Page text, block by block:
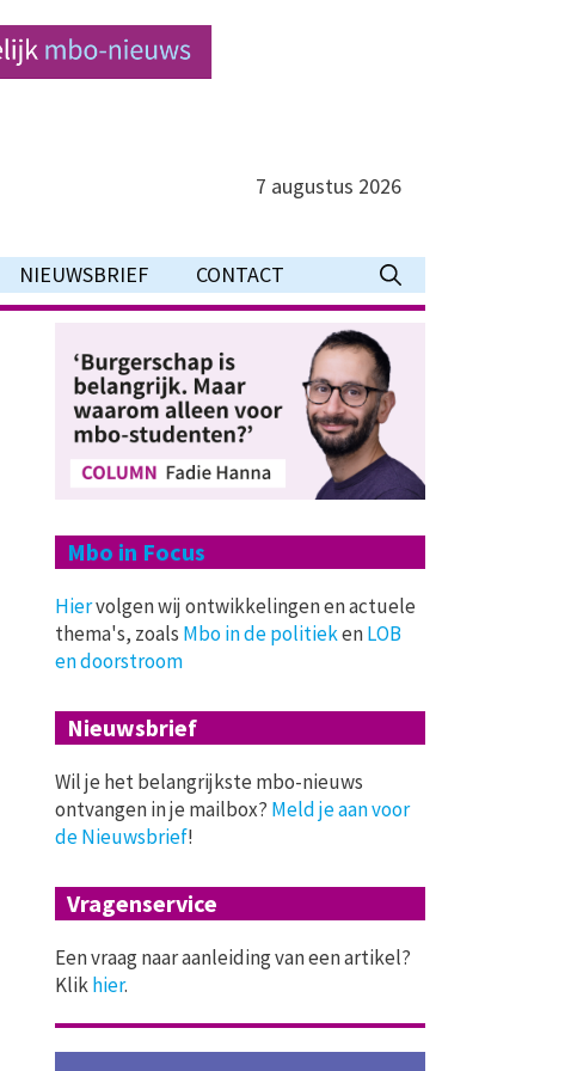
7 augustus 2026
NIEUWSBRIEF CONTACT
Mbo in Focus
Hiervolgen wij ontwikkelingen en actuele
thema's, zoals Mbo in de politiekenLOB
en doorstroom
Nieuwsbrief
Wil je het belangrijkste mbo-nieuws
ontvangen in je mailbox? Meld je aan voor
de Nieuwsbrief!
Vragenservice
Een vraag naar aanleiding van een artikel?
Klikhier.